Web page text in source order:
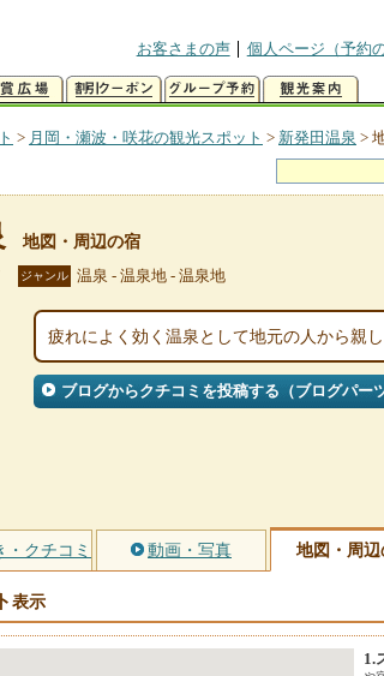
お客さまの声
個人ページ（予約
> 月岡・瀬波・咲花の観光スポット > 新発田温泉 >
地図・周辺の宿
ジャンル 温泉 - 温泉地 - 温泉地
疲れによく効く温泉として地元の人から親
ブログからクチコミを投稿する（ブログパーツ
・クチコミ 動画・写真 地図・周辺
表示
1.